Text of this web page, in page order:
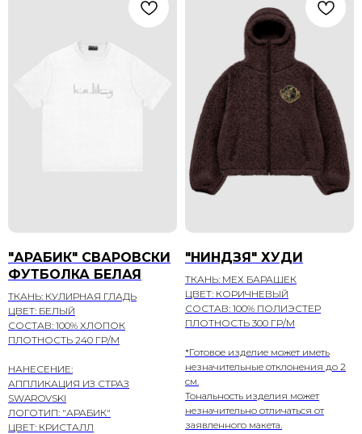
"АРАБИК" СВАРОВСКИ
ФУТБОЛКА БЕЛАЯ
ТКАНЬ: КУЛИРНАЯ ГЛАДЬ
ЦВЕТ: БЕЛЫЙ
СОСТАВ: 100% ХЛОПОК
ПЛОТНОСТЬ 240 ГР/М
НАНЕСЕНИЕ:
АППЛИКАЦИЯ ИЗ СТРАЗ
SWAROVSKI
ЛОГОТИП: "АРАБИК"
ЦВЕТ: КРИСТАЛЛ
"НИНДЗЯ" ХУДИ
ТКАНЬ: МЕХ БАРАШЕК
ЦВЕТ: КОРИЧНЕВЫЙ
СОСТАВ: 100% ПОЛИЭСТЕР
ПЛОТНОСТЬ 300 ГР/М
*Готовое изделие может иметь
незначительные отклонения до 2
см.
Тональность изделия может
незначительно отличаться от
заявленного макета.